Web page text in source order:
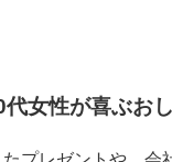
女性が喜ぶお